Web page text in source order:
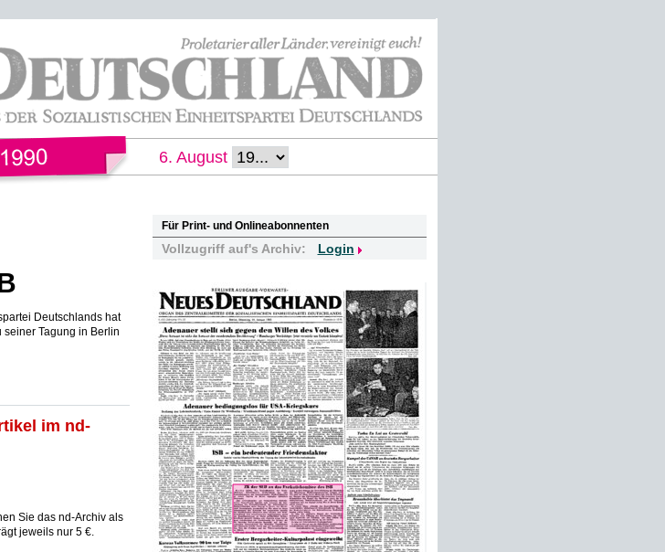
6. August
Deutschlands hat
Tagung in Berlin
im nd-
Sie das nd-Archiv als
jeweils nur 5 €.
Für Print- und Onlineabonnenten
Vollzugriff auf's Archiv: Login